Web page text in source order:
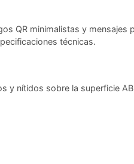
QR minimalistas y mensajes
técnicas.
y nítidos sobre la superficie